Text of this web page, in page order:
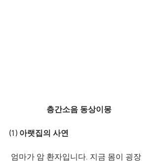
층간소음 동상이몽
(1) 아랫집의 사연